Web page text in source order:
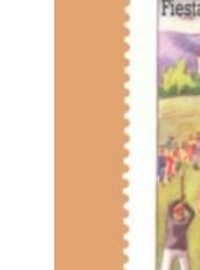
0,65€.
0,30€.